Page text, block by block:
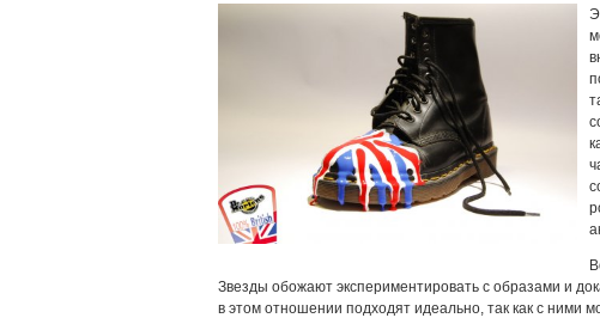
Звезды обожают экспериментировать с образами и
в этом отношении подходят идеально, так как с ними